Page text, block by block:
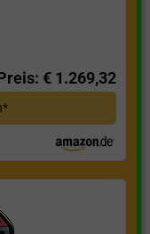
€ 1.269,32